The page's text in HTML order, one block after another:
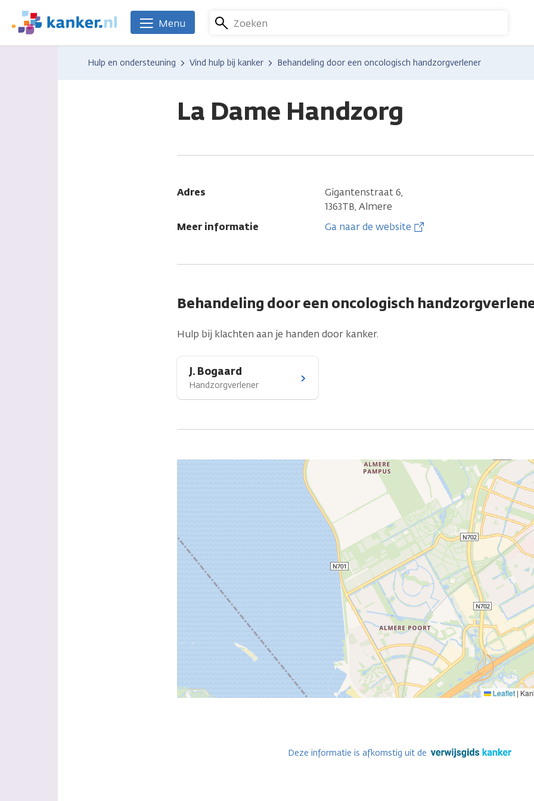
naar
We
zijn
Zoeken
Menu
Hulp en ondersteuning Vind hulp bij kanker Behandeling door een oncologisch handzorgverlener
La Dame Handzorg
Adres
Gigantenstraat 6,
1363TB, Almere
Meer informatie
Ga naar de website
Behandeling door een oncologisch
Hulp bij klachten aan je handen door kanker.
J. Bogaard
Handzorgverlener
Leaflet |
Deze informatie is afkomstig uit de